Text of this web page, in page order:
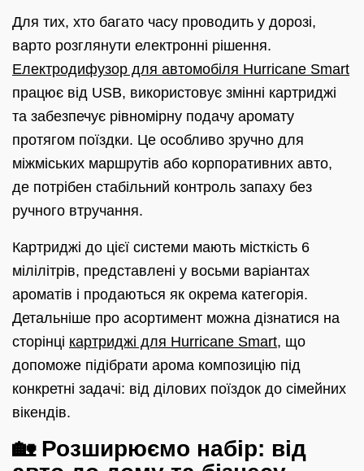
Для тих, хто багато часу проводить у дорозі,
варто розглянути електронні рішення.
Електродифузор для автомобіля Hurricane Smart
працює від USB, використовує змінні картриджі
та забезпечує рівномірну подачу аромату
протягом поїздки. Це особливо зручно для
міжміських маршрутів або корпоративних авто,
де потрібен стабільний контроль запаху без
ручного втручання.
Картриджі до цієї системи мають місткість 6
мілілітрів, представлені у восьми варіантах
ароматів і продаються як окрема категорія.
Детальніше про асортимент можна дізнатися на
сторінці картриджі для Hurricane Smart, що
допоможе підібрати арома композицію під
конкретні задачі: від ділових поїздок до сімейних
вікендів.
🏡 Розширюємо набір: від